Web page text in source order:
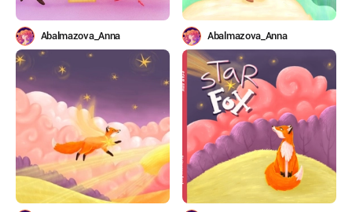
Abalmazova_Anna Abalmazova_Anna